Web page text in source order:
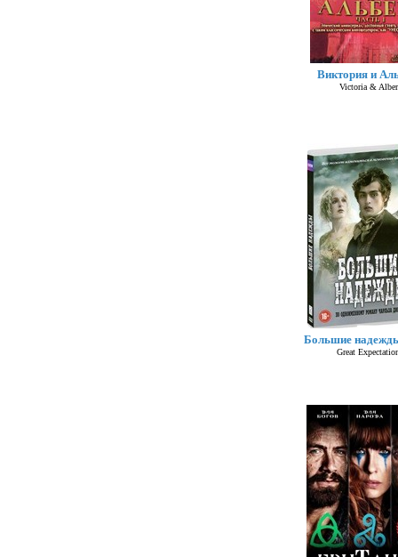
Виктория и
Victoria &
Большие
Great